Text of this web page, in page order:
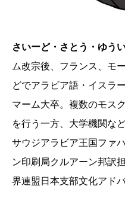
さいーど・さとう・ゆう
ム改宗後、フランス、モ
どでアラビア語・イスラ
マーム大卒。複数のモス
を行う一方、大学機関な
サウジアラビア王国ファ
ン印刷局クルアーン邦訳
界連盟日本支部文化アドバ